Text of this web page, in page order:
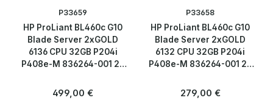
P33659
HP ProLiant BL460c G10
Blade Server 2xGOLD
6136 CPU 32GB P204i
P408e-M 836264-001 2x
Regulärer Preis:
499,00 €
P33658
HP ProLiant BL460c G10
Blade Server 2xGOLD
6132 CPU 32GB P204i
P408e-M 836264-001 2x
Regulärer Preis:
279,00 €